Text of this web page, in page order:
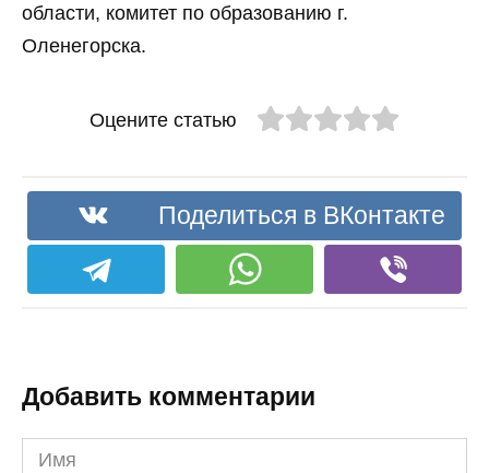
области, комитет по образованию г.
Оленегорска.
Оцените статью
Поделиться в ВКонтакте
Добавить комментарии
Имя